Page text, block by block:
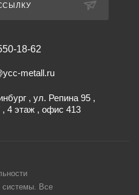
18-62
metall.ru
, ул. Репина 95 ,
4 этаж , офис 413
системы. Все